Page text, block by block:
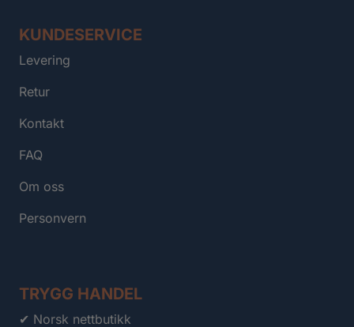
KUNDESERVICE
Levering
Retur
Kontakt
FAQ
Om oss
Personvern
TRYGG HANDEL
✔ Norsk nettbutikk